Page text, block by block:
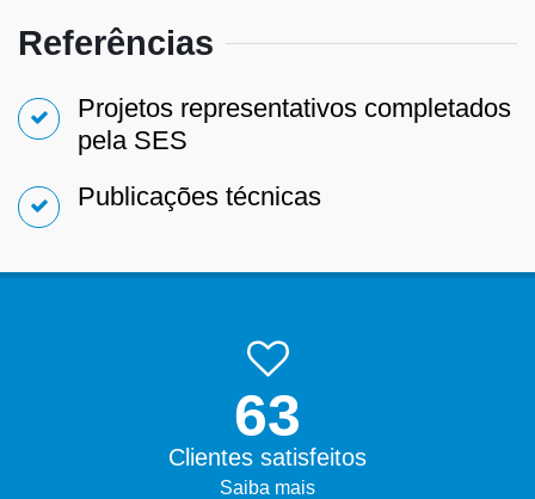
Referências
Projetos representativos completados
pela SES
Publicações técnicas
99.9%
Clientes satisfeitos
Saiba mais